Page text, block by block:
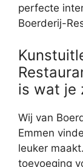
perfecte
Boerderij-
is wat je
Wij van
Emmen
leuker
toevoeging